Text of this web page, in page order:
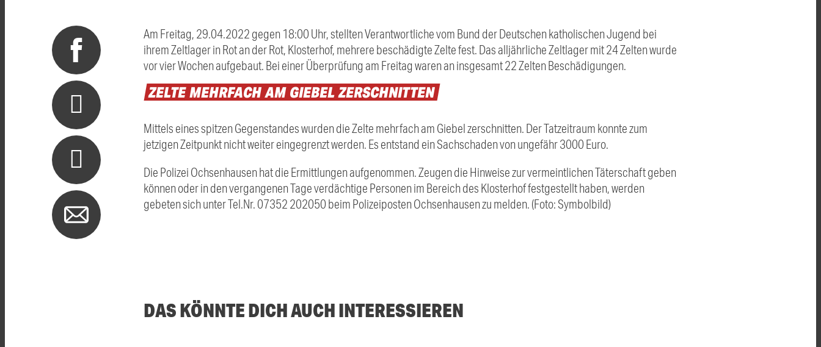
Am Freitag, 29.04.2022 gegen 18:00 Uhr, stellten Verantwortliche vom Bund der Deutschen katholischen Jugend bei
ihrem Zeltlager in Rot an der Rot, Klosterhof, mehrere beschädigte Zelte fest. Das alljährliche Zeltlager mit 24 Zelten wurde
vor vier Wochen aufgebaut. Bei einer Überprüfung am Freitag waren an insgesamt 22 Zelten Beschädigungen.
ZELTEMEHRFACHAMGIEBELZERSCHNITTEN
Mittels eines spitzen Gegenstandes wurden die Zelte mehrfach am Giebel zerschnitten. Der Tatzeitraum konnte zum
jetzigen Zeitpunkt nicht weiter eingegrenzt werden. Es entstand ein Sachschaden von ungefähr 3000 Euro.
Die Polizei Ochsenhausen hat die Ermittlungen aufgenommen. Zeugen die Hinweise zur vermeintlichen Täterschaft geben
können oder in den vergangenen Tage verdächtige Personen im Bereich des Klosterhof festgestellt haben, werden
gebeten sich unter Tel.Nr. 07352 202050 beim Polizeiposten Ochsenhausen zu melden. (Foto: Symbolbild)
DAS KÖNNTE DICH AUCH INTERESSIEREN